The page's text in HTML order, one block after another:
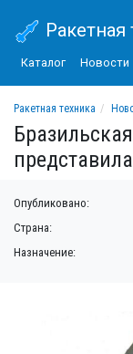
Ракетная
Каталог Новости
Ракетная техника
Бразильская
Опубликовано:
Страна:
Назначение: